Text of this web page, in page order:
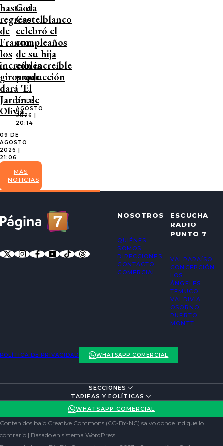
hasta el
regreso
de
Franco:
los
increíbles
giros que
dará 'El
Jardín de
Olivia'
09 DE
AGOSTO
2026 |
21:06
Cota
Castelblanco
celebró el
cumpleaños
de su hija
con increíble
producción
09 DE
AGOSTO
2026 |
20:14
MÁS
NOTICIAS
NOSOTROS
QUIÉNES
SOMOS
DIRECCIONES
CONTACTO
COMERCIAL
ESCUCHA
RADIO
PUNTO 7
VALPARAÍSO
CONCEPCIÓN
LOS
ÁNGELES
TEMUCO
VALDIVIA
OSORNO
PUERTO
MONTT
POLÍTICA DE PRIVACIDAD WHATSAPP COMERCIAL
SECCIONES
ACTUALIDAD
REDES SOCIALES
SOCIEDAD
TARIFAS Y POLÍTICAS
POLÍTICA DE PRIVACIDAD
WHATSAPP COMERCIAL
Contenidos bajo Creative Commons (CC-BY-NC) salvo donde indique lo
contrario | Basado en sistema WordPress